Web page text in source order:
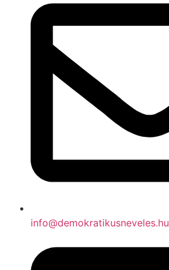
info@demokratikusneveles.hu